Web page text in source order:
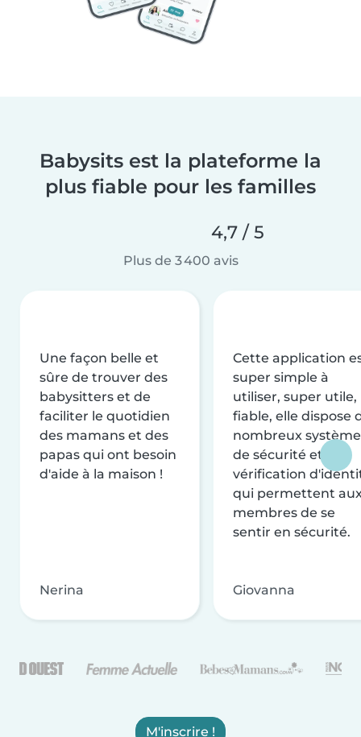
Babysits est la plateforme la
plus fiable pour les familles
4,7 / 5
Plus de 3 400 avis
Une façon belle et
sûre de trouver des
babysitters et de
faciliter le quotidien
des mamans et des
papas qui ont besoin
d'aide à la maison !
Nerina
Cette application
super simple à
utiliser, super utile,
fiable, elle dispose
nombreux
de sécurité et de
vérification
qui permettent
membres de se
sentir en sécurité.
Giovanna
M'inscrire !